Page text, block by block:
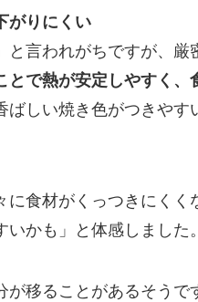
がりにくい
と言われがちですが、
とで熱が安定しやすく
ばしい焼き色がつきや
に食材がくっつきにく
かも」と体感しました。
移ることがあるそうで